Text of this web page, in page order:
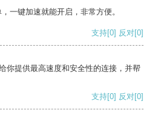
一键加速就能开启，非常方便。
支持[0] 反对[0]
你提供最高速度和安全性的连接，并帮
支持[0] 反对[0]